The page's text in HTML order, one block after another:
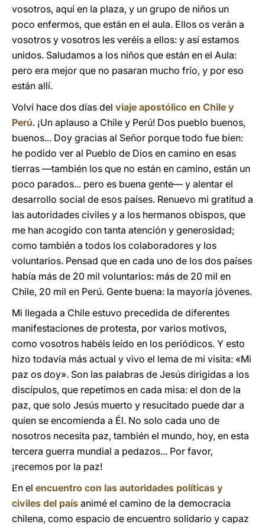
vosotros, aquí en la plaza, y un grupo de niños un
poco enfermos, que están en el aula. Ellos os verán a
vosotros y vosotros les veréis a ellos: y así estamos
unidos. Saludamos a los niños que están en el Aula:
pero era mejor que no pasaran mucho frío, y por eso
están allí.
Volví hace dos días del viaje apostólico en Chile y
Perú. ¡Un aplauso a Chile y Perú! Dos pueblo buenos,
buenos... Doy gracias al Señor porque todo fue bien:
he podido ver al Pueblo de Dios en camino en esas
tierras —también los que no están en camino, están un
poco parados... pero es buena gente— y alentar el
desarrollo social de esos países. Renuevo mi gratitud a
las autoridades civiles y a los hermanos obispos, que
me han acogido con tanta atención y generosidad;
como también a todos los colaboradores y los
voluntarios. Pensad que en cada uno de los dos países
había más de 20 mil voluntarios: más de 20 mil en
Chile, 20 mil en Perú. Gente buena: la mayoría jóvenes.
Mi llegada a Chile estuvo precedida de diferentes
manifestaciones de protesta, por varios motivos,
como vosotros habéis leído en los periódicos. Y esto
hizo todavía más actual y vivo el lema de mi visita: «Mi
paz os doy». Son las palabras de Jesús dirigidas a los
discípulos, que repetimos en cada misa: el don de la
paz, que solo Jesús muerto y resucitado puede dar a
quien se encomienda a Él. No solo cada uno de
nosotros necesita paz, también el mundo, hoy, en esta
tercera guerra mundial a pedazos... Por favor,
¡recemos por la paz!
En el encuentro con las autoridades políticas y
civiles del país animé el camino de la democracia
chilena, como espacio de encuentro solidario y capaz